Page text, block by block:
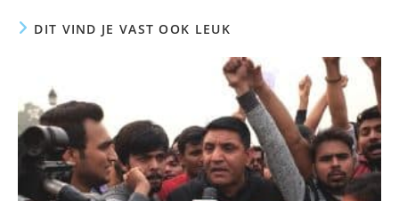
DIT VIND JE VAST OOK LEUK